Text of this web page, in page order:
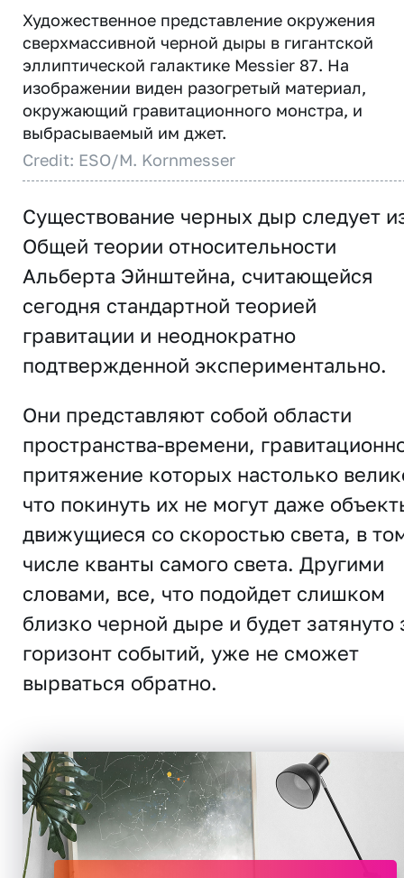
Художественное представление окружения
сверхмассивной черной дыры в гигантской
эллиптической галактике Messier 87. На
изображении виден разогретый материал,
окружающий гравитационного монстра, и
выбрасываемый им джет.
Credit: ESO/M. Kornmesser
Существование черных дыр следует
Общей теории относительности
Альберта Эйнштейна, считающейся
сегодня стандартной теорией
гравитации и неоднократно
подтвержденной экспериментально.
Они представляют собой области
пространства-времени,
притяжение которых настолько
что покинуть их не могут даже
движущиеся со скоростью света, в
числе кванты самого света. Другими
словами, все, что подойдет слишком
близко черной дыре и будет затянуто
горизонт событий, уже не сможет
вырваться обратно.